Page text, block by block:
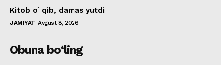
Kitob oʻqib, damas yutdi
JAMIYAT Avgust 8, 2026
Obuna bo‘ling